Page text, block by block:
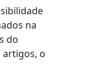
na
do
artigos, o